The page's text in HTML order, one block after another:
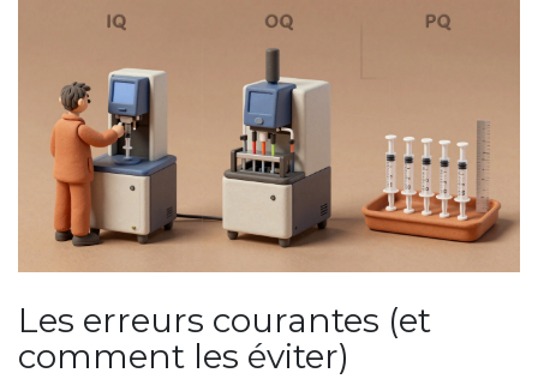
Les erreurs courantes (et
comment les éviter)